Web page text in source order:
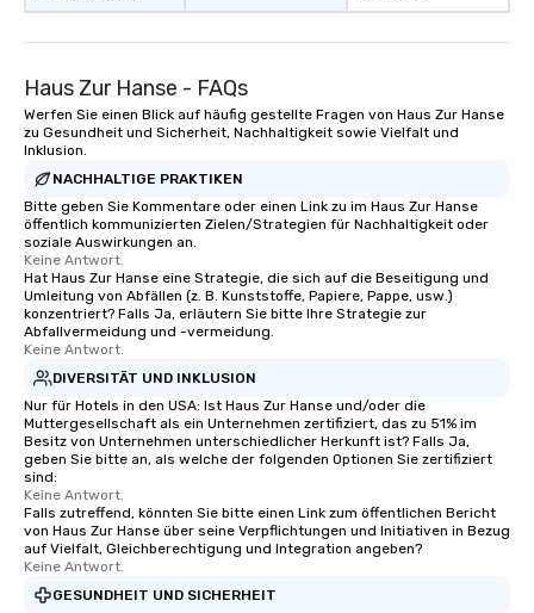
Haus Zur Hanse - FAQs
Werfen Sie einen Blick auf häufig gestellte Fragen von Haus Zur Hanse
zu Gesundheit und Sicherheit, Nachhaltigkeit sowie Vielfalt und
Inklusion.
NACHHALTIGE PRAKTIKEN
Bitte geben Sie Kommentare oder einen Link zu im Haus Zur Hanse
öffentlich kommunizierten Zielen/Strategien für Nachhaltigkeit oder
soziale Auswirkungen an.
Keine Antwort.
Hat Haus Zur Hanse eine Strategie, die sich auf die Beseitigung und
Umleitung von Abfällen (z. B. Kunststoffe, Papiere, Pappe, usw.)
konzentriert? Falls Ja, erläutern Sie bitte Ihre Strategie zur
Abfallvermeidung und -vermeidung.
Keine Antwort.
DIVERSITÄT UND INKLUSION
Nur für Hotels in den USA: Ist Haus Zur Hanse und/oder die
Muttergesellschaft als ein Unternehmen zertifiziert, das zu 51% im
Besitz von Unternehmen unterschiedlicher Herkunft ist? Falls Ja,
geben Sie bitte an, als welche der folgenden Optionen Sie zertifiziert
sind:
Keine Antwort.
Falls zutreffend, könnten Sie bitte einen Link zum öffentlichen Bericht
von Haus Zur Hanse über seine Verpflichtungen und Initiativen in Bezug
auf Vielfalt, Gleichberechtigung und Integration angeben?
Keine Antwort.
GESUNDHEIT UND SICHERHEIT